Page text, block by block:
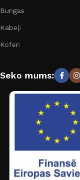
Bungas
Kabeļi
Koferi
Seko mums: